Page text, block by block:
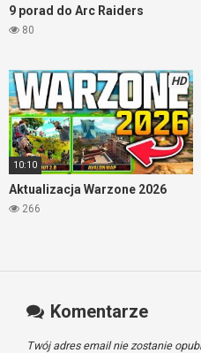
9 porad do Arc Raiders
80
HD
10:10
Aktualizacja Warzone 2026
266
Komentarze
Twój adres email nie zostanie